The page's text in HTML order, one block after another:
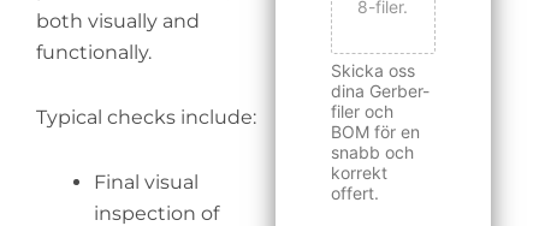
both visually and
functionally.
Typical checks include:
Final visual
inspection of
8-filer.
Skicka oss
dina Gerber-
filer och
BOM för en
snabb och
korrekt
offert.